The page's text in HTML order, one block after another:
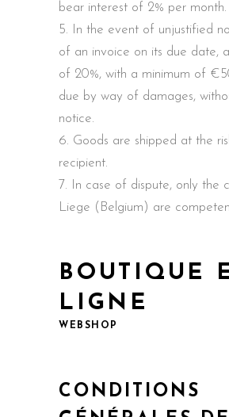
bear interest of 2% per month.
In the event of unjustified
of an invoice on its due date,
of 20%, with a minimum of
due by way of damages,
notice.
Goods are shipped at the
recipient.
In case of dispute, only the
Liege (Belgium) are
BOUTIQUE
LIGNE
WEBSHOP
CONDITIONS